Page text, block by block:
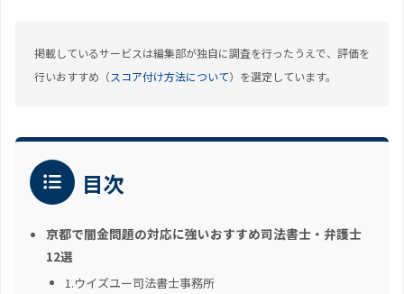
掲載しているサービスは編集部が独自に調査を行ったうえで、評価を
行いおすすめ（スコア付け方法について）を選定しています。
目次
京都で闇金問題の対応に強いおすすめ司法書士・弁護士
12選
1.ウイズユー司法書士事務所